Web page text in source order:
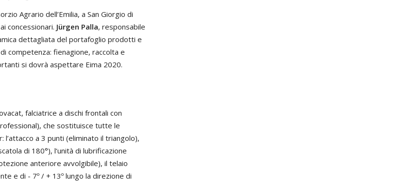
Agrario dell’Emilia, a San Giorgio di
concessionari. Jürgen Palla, responsabile
dettagliata del portafoglio prodotti e
competenza: fienagione, raccolta e
si dovrà aspettare Eima 2020.
falciatrice a dischi frontali con
che sostituisce tutte le
a 3 punti (eliminato il triangolo),
di 180°), l‘unità di lubrificazione
anteriore avvolgibile), il telaio
e di - 7º / + 13º lungo la direzione di